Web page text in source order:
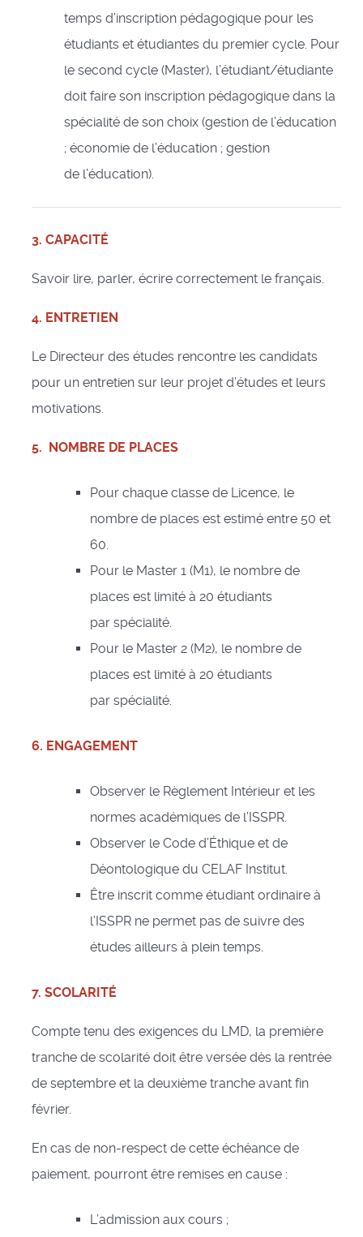
temps d’inscription pédagogique pour les
étudiants et étudiantes du premier cycle. Pour
le second cycle (Master), l’étudiant/étudiante
doit faire son inscription pédagogique dans la
spécialité de son choix (gestion de l’éducation
; économie de l’éducation ; gestion
de l’éducation).
3. CAPACITÉ
Savoir lire, parler, écrire correctement le français.
4. ENTRETIEN
Le Directeur des études rencontre les candidats
pour un entretien sur leur projet d’études et leurs
motivations.
5. NOMBRE DE PLACES
Pour chaque classe de Licence, le
nombre de places est estimé entre 50 et
60.
Pour le Master 1 (M1), le nombre de
places est limité à 20 étudiants
par spécialité.
Pour le Master 2 (M2), le nombre de
places est limité à 20 étudiants
par spécialité.
6. ENGAGEMENT
Observer le Règlement Intérieur et les
normes académiques de l’ISSPR.
Observer le Code d’Éthique et de
Déontologique du CELAF Institut.
Être inscrit comme étudiant ordinaire à
l’ISSPR ne permet pas de suivre des
études ailleurs à plein temps.
7. SCOLARITÉ
Compte tenu des exigences du LMD, la première
tranche de scolarité doit être versée dès la rentrée
de septembre et la deuxième tranche avant fin
février.
En cas de non-respect de cette échéance de
paiement, pourront être remises en cause :
L’admission aux cours ;